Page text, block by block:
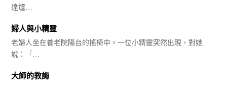
達爐…
婦人與小精靈
老婦人坐在養老院陽台的搖椅中。一位小精靈突然出現，對她
說：「…
大師的教誨